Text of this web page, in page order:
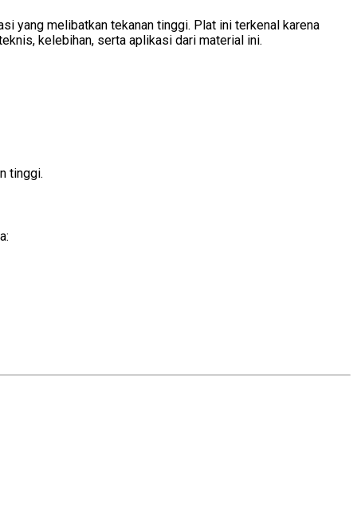
yang melibatkan tekanan tinggi. Plat ini terkenal karena
kelebihan, serta aplikasi dari material ini.
tinggi.